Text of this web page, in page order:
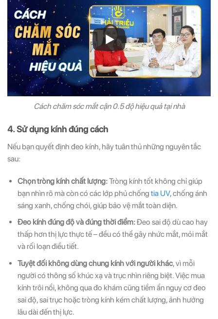
Cách chăm sóc mắt cận 0.5 độ hiệu quả tại nhà
4. Sử dụng kính đúng cách
Nếu bạn quyết định đeo kính, hãy tuân thủ những nguyên tắc
sau:
Chọn tròng kính chất lượng:Tròng kính tốt không chỉ giúp
bạn nhìn rõ mà còn có các lớp phủ chống tia UV, chống ánh
sáng xanh, chống chói, giúp bảo vệ mắt toàn diện.
Đeo kính đúng độ và đúng thời điểm:Đeo sai độ dù cao hay
thấp hơn thị lực thực tế – đều có thể gây nhức mắt, mỏi mắt
và rối loạn điều tiết.
Tuyệt đối không dùng chung kính với người khác, vì mỗi
người có thông số khúc xạ và trục nhìn riêng biệt. Việc mua
kính trôi nổi, không qua đo khám cũng tiềm ẩn nguy cơ đeo
sai độ, sai trục hoặc tròng kính kém chất lượng, ảnh hưởng
lâu dài đến thị lực.